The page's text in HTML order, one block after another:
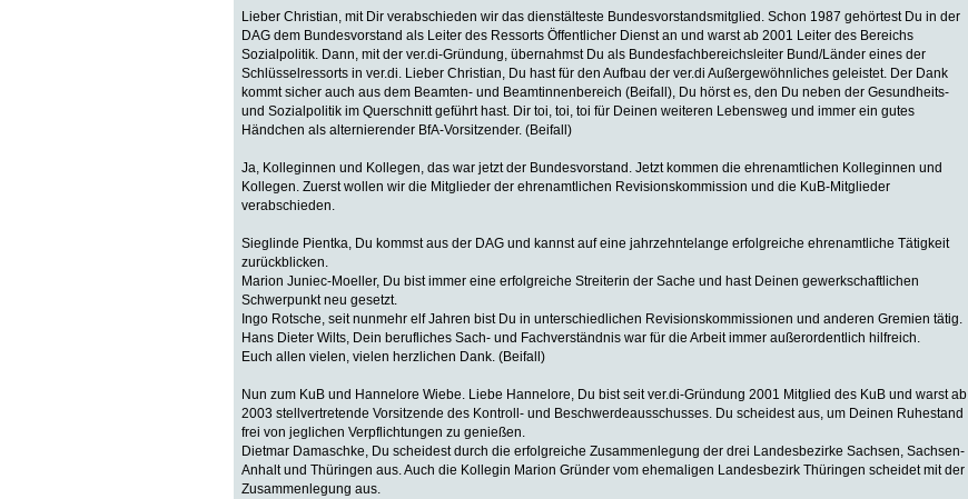
Lieber Christian, mit Dir verabschieden wir das dienstälteste Bundesvorstandsmitglied. Schon 1987 gehörtest Du in der
DAG dem Bundesvorstand als Leiter des Ressorts Öffentlicher Dienst an und warst ab 2001 Leiter des Bereichs
Sozialpolitik. Dann, mit der ver.di-Gründung, übernahmst Du als Bundesfachbereichsleiter Bund/Länder eines der
Schlüsselressorts in ver.di. Lieber Christian, Du hast für den Aufbau der ver.di Außergewöhnliches geleistet. Der Dank
kommt sicher auch aus dem Beamten- und Beamtinnenbereich (Beifall), Du hörst es, den Du neben der Gesundheits-
und Sozialpolitik im Querschnitt geführt hast. Dir toi, toi, toi für Deinen weiteren Lebensweg und immer ein gutes
Händchen als alternierender BfA-Vorsitzender. (Beifall)
Ja, Kolleginnen und Kollegen, das war jetzt der Bundesvorstand. Jetzt kommen die ehrenamtlichen Kolleginnen und
Kollegen. Zuerst wollen wir die Mitglieder der ehrenamtlichen Revisionskommission und die KuB-Mitglieder
verabschieden.
Sieglinde Pientka, Du kommst aus der DAG und kannst auf eine jahrzehntelange erfolgreiche ehrenamtliche Tätigkeit
zurückblicken.
Marion Juniec-Moeller, Du bist immer eine erfolgreiche Streiterin der Sache und hast Deinen gewerkschaftlichen
Schwerpunkt neu gesetzt.
Ingo Rotsche, seit nunmehr elf Jahren bist Du in unterschiedlichen Revisionskommissionen und anderen Gremien tätig.
Hans Dieter Wilts, Dein berufliches Sach- und Fachverständnis war für die Arbeit immer außerordentlich hilfreich.
Euch allen vielen, vielen herzlichen Dank. (Beifall)
Nun zum KuB und Hannelore Wiebe. Liebe Hannelore, Du bist seit ver.di-Gründung 2001 Mitglied des KuB und warst ab
2003 stellvertretende Vorsitzende des Kontroll- und Beschwerdeausschusses. Du scheidest aus, um Deinen Ruhestand
frei von jeglichen Verpflichtungen zu genießen.
Dietmar Damaschke, Du scheidest durch die erfolgreiche Zusammenlegung der drei Landesbezirke Sachsen, Sachsen-
Anhalt und Thüringen aus. Auch die Kollegin Marion Gründer vom ehemaligen Landesbezirk Thüringen scheidet mit der
Zusammenlegung aus.